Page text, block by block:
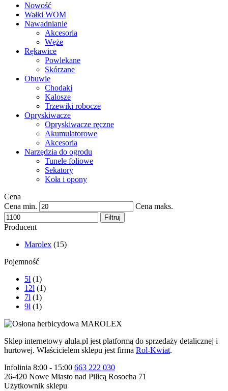
Nowość
Wałki WOM
Nawadnianie
Akcesoria
Węże
Rękawice
Powlekane
Skórzane
Obuwie
Chodaki
Kalosze
Trzewiki robocze
Opryskiwacze
Opryskiwacze ręczne
Akumulatorowe
Akcesoria
Narzędzia do ogrodu
Tunele foliowe
Sekatory
Koła i opony
Cena
Cena min.
Cena maks.
Filtruj
Producent
Marolex (15)
Pojemność
5l (1)
12l (1)
7l (1)
9l (1)
Sklep internetowy alula.pl jest platformą do sprzedaży detalicznej i
hurtowej. Właścicielem sklepu jest firma Rol-Kwiat.
Infolinia 8:00 - 15:00 663 222 030
26-420 Nowe Miasto nad Pilicą Rosocha 71
Użytkownik sklepu